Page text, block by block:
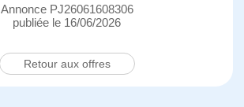
Annonce PJ26061608306
publiée le 16/06/2026
Retour aux offres